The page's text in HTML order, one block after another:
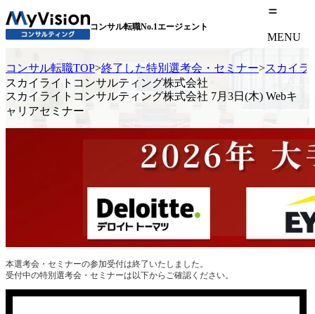
コンサル転職No.1エージェント
MENU
コンサル転職TOP>終了した特別選考会・セミナー>スカイラ
スカイライトコンサルティング株式会社
スカイライトコンサルティング株式会社 7月3日(木) Webキ
ャリアセミナー
本選考会・セミナーの参加受付は終了いたしました。
受付中の特別選考会・セミナーは以下からご確認ください。